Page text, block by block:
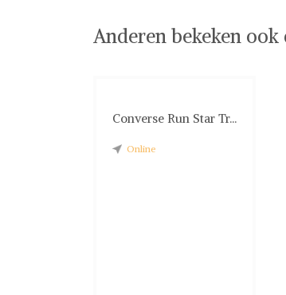
Anderen bekeken
Converse Run Star Tr...
Online